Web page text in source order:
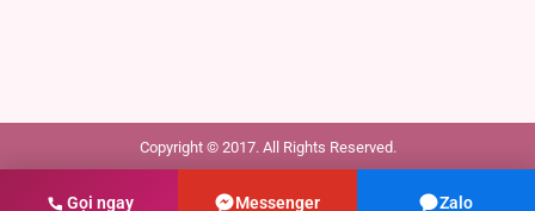
Copyright © 2017. All Rights Reserved.
Gọi ngay Messenger Zalo